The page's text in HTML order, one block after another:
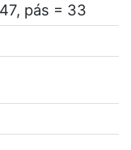
pás = 33